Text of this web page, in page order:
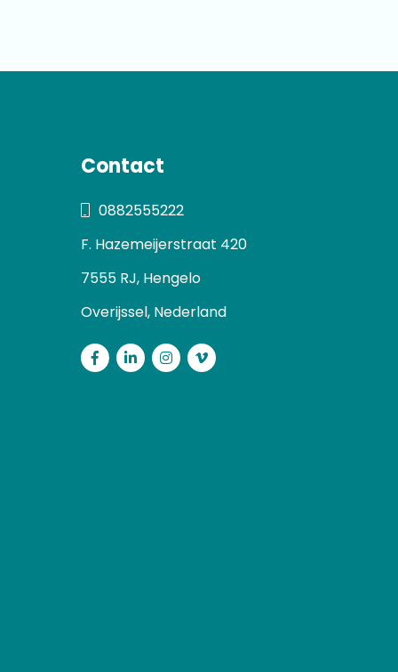
Contact
0882555222
F. Hazemeijerstraat 420
7555 RJ, Hengelo
Overijssel, Nederland
Facebook
LinkedInInstagram
Vimeo